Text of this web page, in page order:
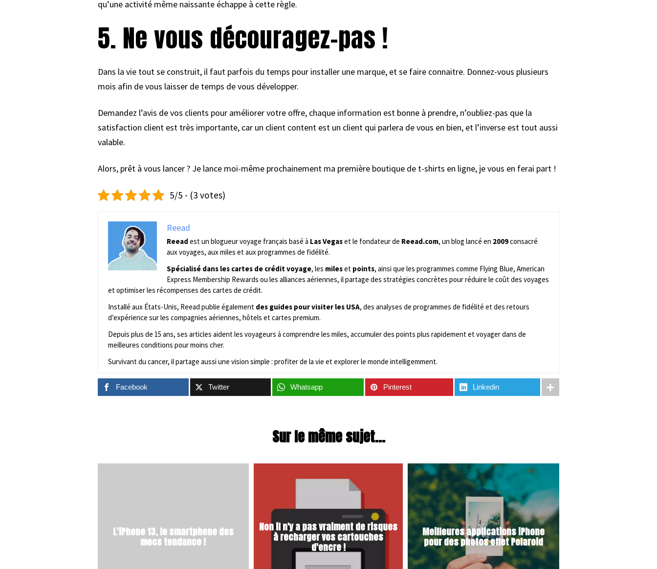
qu’une activité même naissante échappe à cette règle.
5. Ne vous découragez-pas !
Dans la vie tout se construit, il faut parfois du temps pour installer une marque, et se faire connaitre. Donnez-vous plusieurs
mois afin de vous laisser de temps de vous développer.
Demandez l’avis de vos clients pour améliorer votre offre, chaque information est bonne à prendre, n’oubliez-pas que la
satisfaction client est très importante, car un client content est un client qui parlera de vous en bien, et l’inverse est tout aussi
valable.
Alors, prêt à vous lancer ? Je lance moi-même prochainement ma première boutique de t-shirts en ligne, je vous en ferai part !
5/5 - (3 votes)
Reead
Reead est un blogueur voyage français basé à Las Vegaset le fondateur de Reead.com, un blog lancé en 2009consacré
aux voyages, aux miles et aux programmes de fidélité.
Spécialisé dans les cartes de crédit voyage, les mileset points, ainsi que les programmes comme Flying Blue, American
Express Membership Rewards ou les alliances aériennes, il partage des stratégies concrètes pour réduire le coût des voyages
et optimiser les récompenses des cartes de crédit.
Installé aux États-Unis, Reead publie également des guides pour visiter les USA, des analyses de programmes de fidélité et des retours
d’expérience sur les compagnies aériennes, hôtels et cartes premium.
Depuis plus de 15 ans, ses articles aident les voyageurs à comprendre les miles, accumuler des points plus rapidement et voyager dans de
meilleures conditions pour moins cher.
Survivant du cancer, il partage aussi une vision simple : profiter de la vie et explorer le monde intelligemment.
Facebook Twitter Whatsapp Pinterest Linkedin
Sur le même sujet...
L'iPhone 13, le smartphone des
mecs tendance !
Non il n'y a pas vraiment de risques
à recharger vos cartouches
d'encre !
Meilleures applications iPhone
pour des photos effet Polaroid